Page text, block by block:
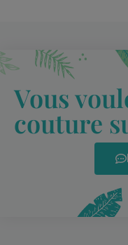
Vous
couture